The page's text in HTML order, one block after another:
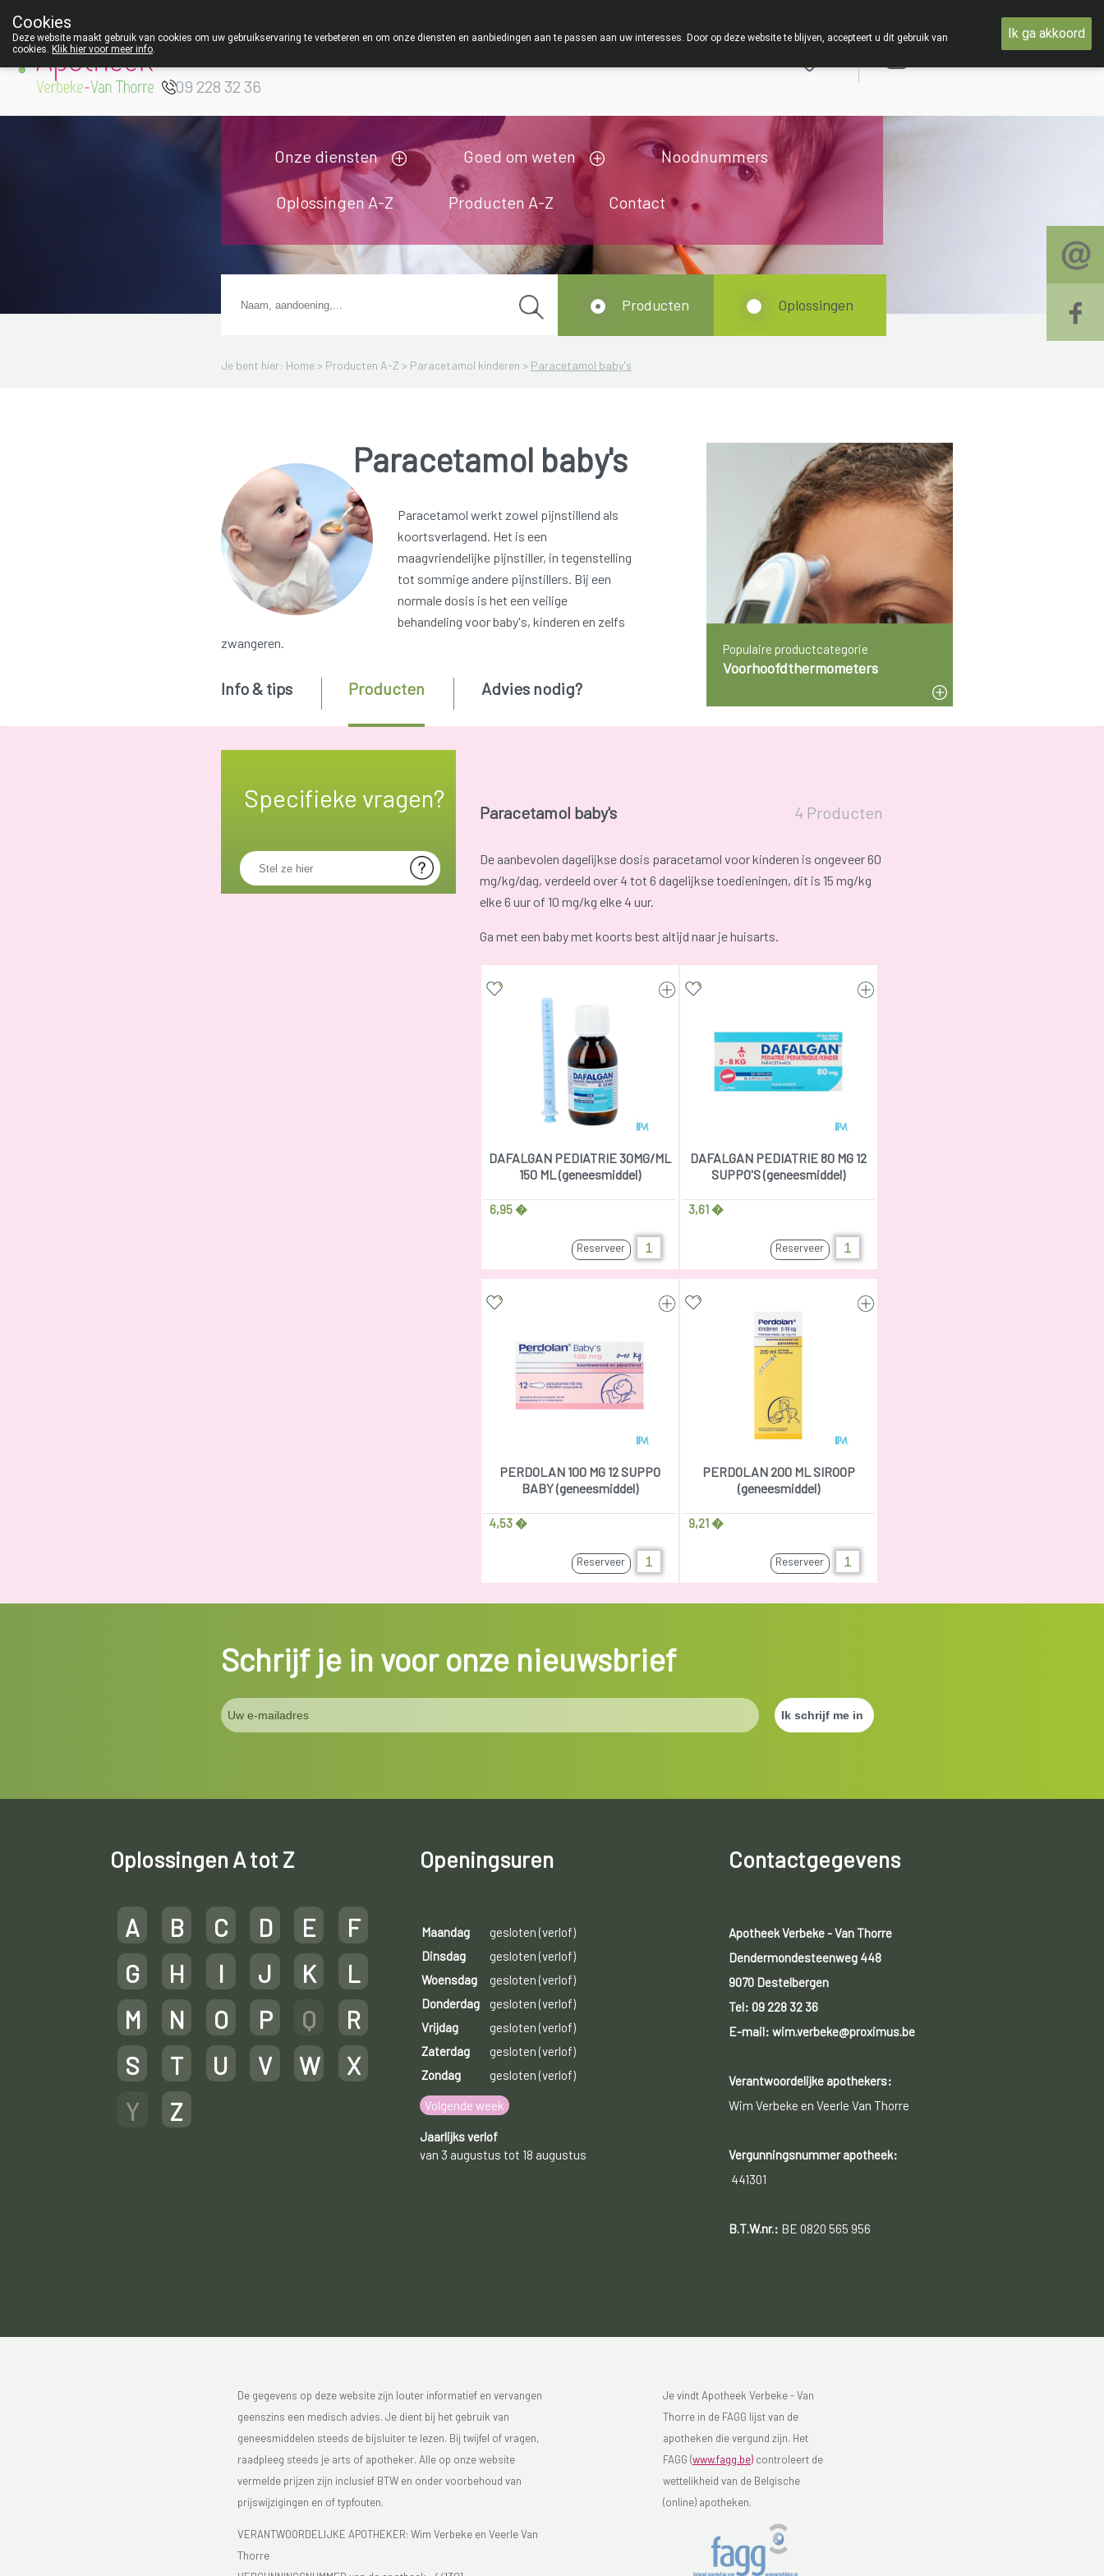
Apotheek Verbeke
09 228 32 36
Onze diensten Goed om weten Noodnummers
Oplossingen A-Z Producten A-Z Contact
Je bent hier: Home > Producten A-Z > Paracetamol kinderen > Paracetamol baby's
Producten Oplossingen
Populaire productcategorie
Voorhoofdthermometers
Paracetamol baby's
Paracetamol werkt zowel pijnstillend als
koortsverlagend. Het is een
maagvriendelijke pijnstiller, in tegenstelling
tot sommige andere pijnstillers. Bij een
normale dosis is het een veilige
behandeling voor baby's, kinderen en zelfs
zwangeren.
Specifieke vragen?
Info & tips Producten Advies nodig?
Paracetamol baby's 4 Producten
De aanbevolen dagelijkse dosis paracetamol voor kinderen is ongeveer 60
mg/kg/dag, verdeeld over 4 tot 6 dagelijkse toedieningen, dit is 15 mg/kg
elke 6 uur of 10 mg/kg elke 4 uur.
Ga met een baby met koorts best altijd naar je huisarts.
DAFALGAN PEDIATRIE 30MG/ML
150 ML (geneesmiddel)
6,95 �
Reserveer
DAFALGAN PEDIATRIE 80 MG 12
SUPPO'S (geneesmiddel)
3,61 �
Reserveer
PERDOLAN 100 MG 12 SUPPO
BABY (geneesmiddel)
4,53 �
Reserveer
PERDOLAN 200 ML SIROOP
(geneesmiddel)
9,21 �
Reserveer
Schrijf je in voor onze nieuwsbrief
Oplossingen A tot Z
A B C D E
F
G
H I J K
L
M
N O P Q
R
S
T U V W
X
Y
Z
Openingsuren
Maandag
gesloten (verlof)
Dinsdag
gesloten (verlof)
Woensdag
gesloten (verlof)
Donderdag
gesloten (verlof)
Vrijdag
gesloten (verlof)
Zaterdag
gesloten (verlof)
Zondag
gesloten (verlof)
Volgende week
Jaarlijks verlof
van 3 augustus tot 18 augustus
Contactgegevens
Apotheek Verbeke - Van Thorre
Dendermondesteenweg 448
9070 Destelbergen
Tel: 09 228 32 36
E-mail: wim.verbeke@proximus.be
Verantwoordelijke apothekers:
Wim Verbeke en Veerle Van Thorre
Vergunningsnummer apotheek:
441301
B.T.W.nr.: BE 0820 565 956
De gegevens op deze website zijn louter informatief en vervangen
geenszins een medisch advies. Je dient bij het gebruik van
geneesmiddelen steeds de bijsluiter te lezen. Bij twijfel of vragen,
raadpleeg steeds je arts of apotheker. Alle op onze website
vermelde prijzen zijn inclusief BTW en onder voorbehoud van
prijswijzigingen en of typfouten.
VERANTWOORDELIJKE APOTHEKER: Wim Verbeke en Veerle Van
Thorre
Je vindt Apotheek Verbeke - Van
Thorre in de FAGG lijst van de
apotheken die vergund zijn. Het
FAGG (www.fagg.be)controleert de
wettelikheid van de Belgische
(online) apotheken.
Cookies
Deze website maakt gebruik van cookies om uw gebruikservaring te verbeteren en om onze diensten en aanbiedingen aan te passen aan uw interesses. Door op deze website te blijven, accepteert u dit gebruik van
cookies. Klik hier voor meer info.
Ik ga akkoord